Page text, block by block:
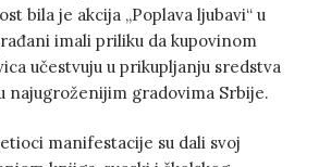
bila je akcija „Poplava ljubavi“ u
imali priliku da kupovinom
učestvuju u prikupljanju sredstva
najugroženijim gradovima Srbije.
manifestacije su dali svoj